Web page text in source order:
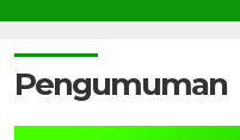
Pengumuman